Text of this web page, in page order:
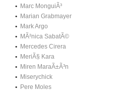
Marc MonguiÃ³
Marian Grabmayer
Mark Argo
MÃ²nica SabatÃ©
Mercedes Cirera
MeriÃ§ Kara
Miren MaraÃ±Ã³n
Miserychick
Pere Moles